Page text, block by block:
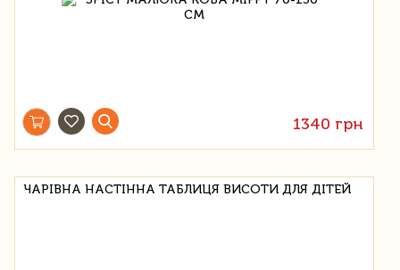
1340 грн
ЧАРІВНА НАСТІННА ТАБЛИЦЯ ВИСОТИ ДЛЯ ДІТЕЙ